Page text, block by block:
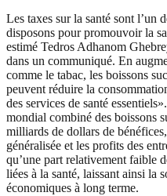
Les taxes sur la santé sont l’un
disposons pour promouvoir la
estimé Tedros Adhanom
dans un communiqué. En
comme le tabac, les boissons
peuvent réduire la
des services de santé
mondial combiné des boissons
milliards de dollars de
généralisée et les profits des
qu’une part relativement faible
liées à la santé, laissant ainsi la
économiques à long terme.